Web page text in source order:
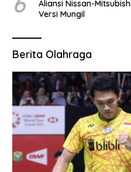
Aliansi Nissan-
Versi Mungil
Berita Olahraga